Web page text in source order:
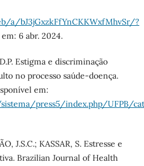
a/bJ3jGxzkFfYnCKKWxfMhvSr/?
em: 6 abr. 2024.
Estigma e discriminação
no processo saúde-doença.
em:
press5/index.php/UFPB/
J.S.C.; KASSAR, S. Estresse e
Brazilian Journal of Health